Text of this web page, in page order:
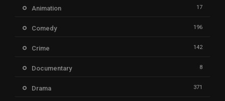
Animation 17
Comedy 196
Crime 142
Documentary 8
Drama 371